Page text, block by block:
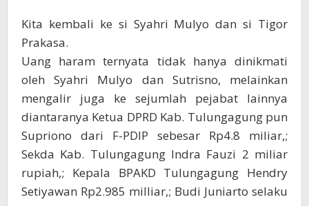
Kita kembali ke si Syahri Mulyo dan si Tigor
Prakasa.
Uang haram ternyata tidak hanya dinikmati
oleh Syahri Mulyo dan Sutrisno, melainkan
mengalir juga ke sejumlah pejabat lainnya
diantaranya Ketua DPRD Kab. Tulungagung pun
Supriono dari F-PDIP sebesar Rp4.8 miliar,;
Sekda Kab. Tulungagung Indra Fauzi 2 miliar
rupiah,; Kepala BPAKD Tulungagung Hendry
Setiyawan Rp2.985 milliar,; Budi Juniarto selaku